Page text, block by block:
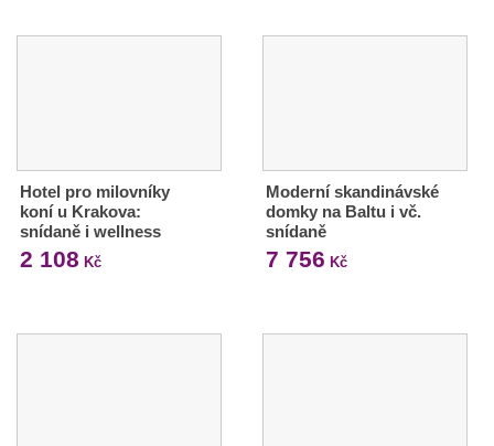
Hotel pro milovníky
koní u Krakova:
snídaně i wellness
2 108 Kč
Moderní skandinávské
domky na Baltu i vč.
snídaně
7 756 Kč